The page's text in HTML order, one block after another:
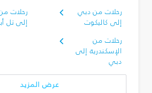
رحلات من دبي
إلى كاليكوت
رحلات
إلى تل
رحلات من
الإسكندرية إلى
دبي
عرض المزيد